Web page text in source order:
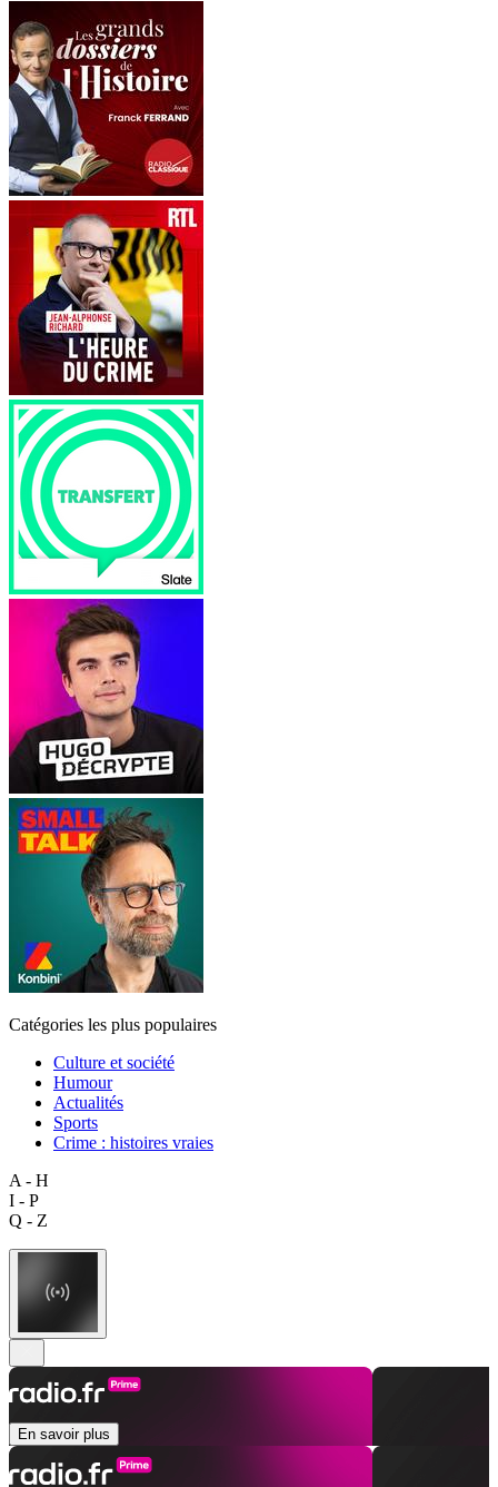
Catégories les plus populaires
Culture et société
Humour
Actualités
Sports
Crime : histoires vraies
A - H
I - P
Q - Z
En savoir plus